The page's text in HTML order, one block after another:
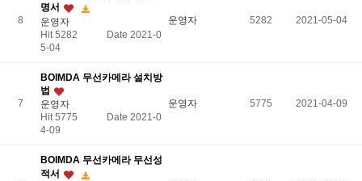
8
명서
운영자
Hit 5282
Date 2021-0
5-04
운영자 5282 2021-05-04
7
BOIMDA 무선카메라 설치방
법
운영자
Hit 5775
Date 2021-0
4-09
운영자 5775 2021-04-09
BOIMDA 무선카메라 무선성
적서